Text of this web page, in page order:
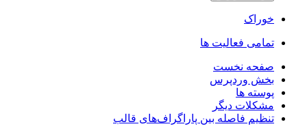
خوراک
تمامی فعالیت ها
صفحه نخست
بخش وردپرس
پوسته ها
مشکلات دیگر
تنظیم فاصله بین پاراگراف‌های قالب